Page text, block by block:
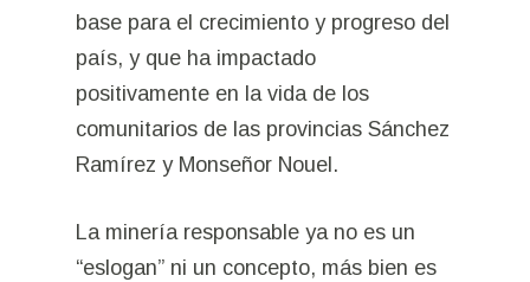
base para el crecimiento y progreso del
país, y que ha impactado
positivamente en la vida de los
comunitarios de las provincias Sánchez
Ramírez y Monseñor Nouel.
La minería responsable ya no es un
“eslogan” ni un concepto, más bien es